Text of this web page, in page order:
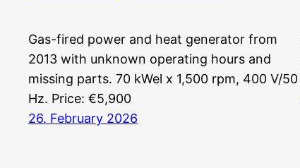
Gas-fired power and heat generator from
2013 with unknown operating hours and
missing parts. 70 kWel x 1,500 rpm, 400 V/50
Hz. Price: €5,900
26. February 2026